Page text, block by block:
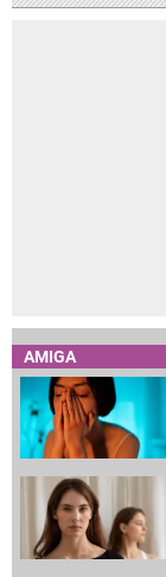
AMIGA